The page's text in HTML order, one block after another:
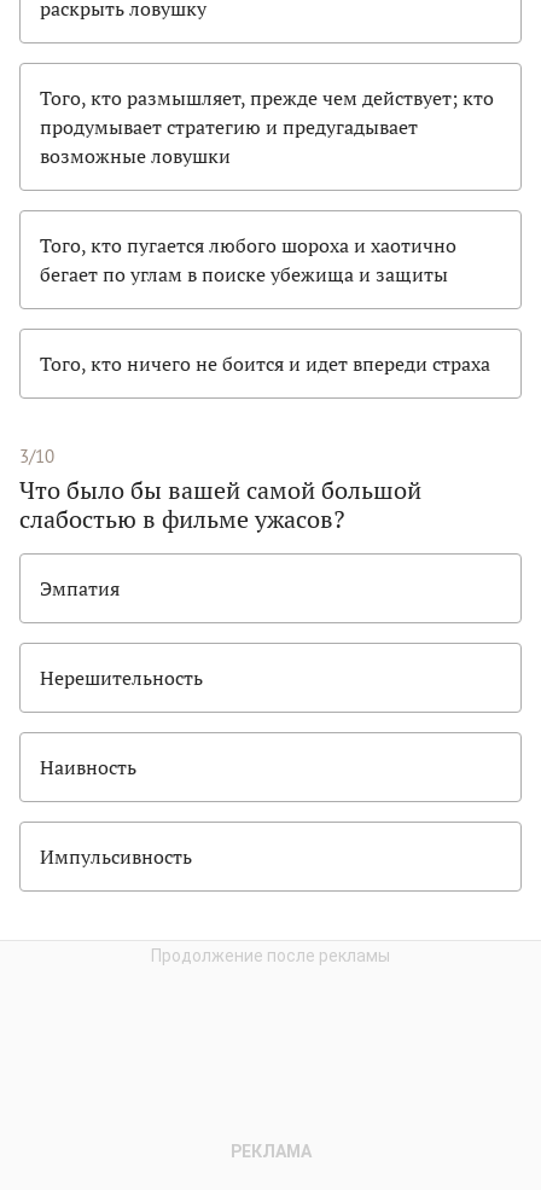
раскрыть ловушку
Того, кто размышляет, прежде чем действует; кто
продумывает стратегию и предугадывает
возможные ловушки
Того, кто пугается любого шороха и хаотично
бегает по углам в поиске убежища и защиты
Того, кто ничего не боится и идет впереди страха
3/10
Что было бы вашей самой большой
слабостью в фильме ужасов?
Эмпатия
Нерешительность
Наивность
Импульсивность